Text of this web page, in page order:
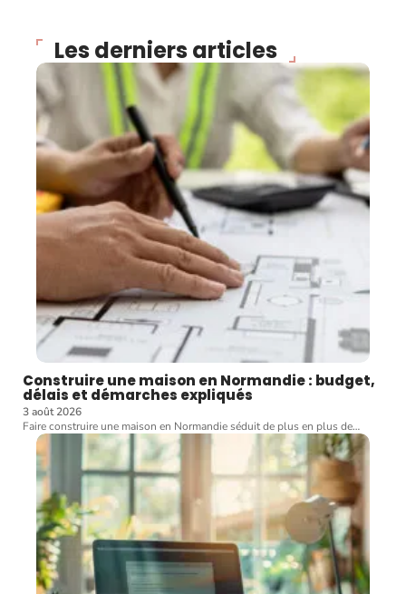
Les derniers articles
Construire une maison en Normandie : budget,
délais et démarches expliqués
3 août 2026
Faire construire une maison en Normandie séduit de plus en plus de…